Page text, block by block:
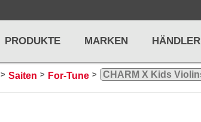
PRODUKTE MARKEN HÄNDLER
> Saiten > For-Tune >